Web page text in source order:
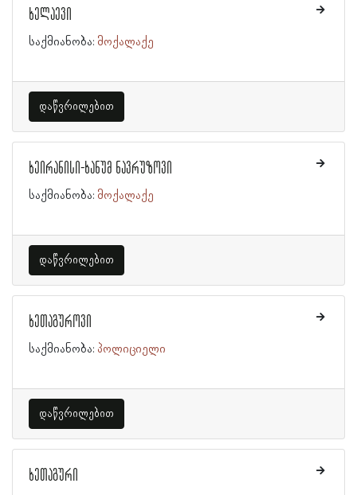
ხელაევი
საქმიანობა: მოქალაქე
დაწვრილებით
ხეირანისი-ხანუმ ნავრუზოვი
საქმიანობა: მოქალაქე
დაწვრილებით
ხეთაგუროვი
საქმიანობა: პოლიციელი
დაწვრილებით
ხეთაგური